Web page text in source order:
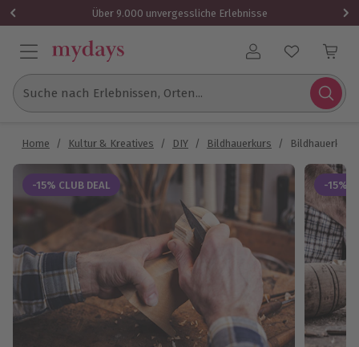
Über 9.000 unvergessliche Erlebnisse
Benutzerkonto
Suche nach Erlebnissen, Orten...
Home / Kultur & Kreatives / DIY / Bildhauerkurs / Bildhauerkurs
-15% CLUB DEAL -15%